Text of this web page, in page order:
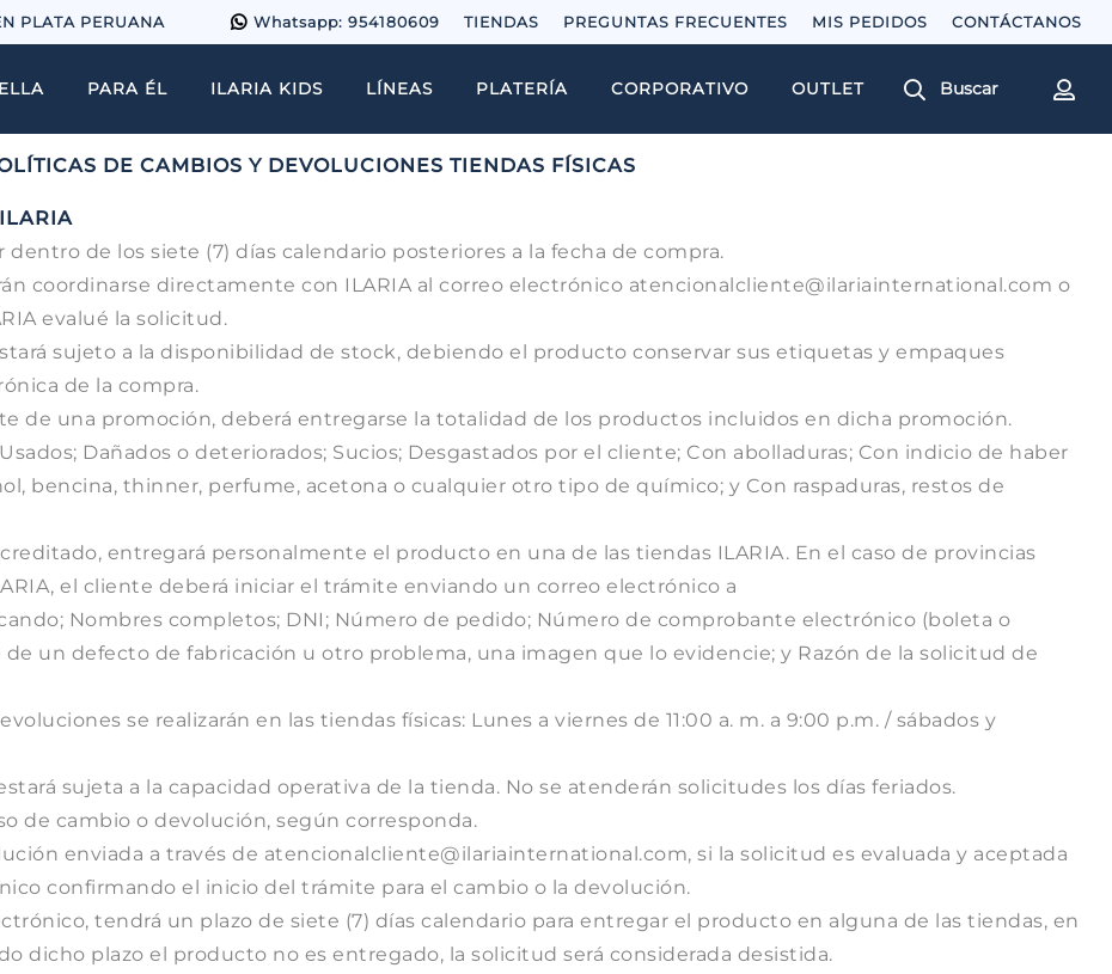
PLATA PERUANA Whatsapp: 954180609 TIENDAS PREGUNTAS FRECUENTES MIS PEDIDOS
PARA ÉL ILARIA KIDS LÍNEAS PLATERÍA CORPORATIVO OUTLET Buscar
DE CAMBIOS Y DEVOLUCIONES TIENDAS FÍSICAS
dentro de los siete (7) días calendario posteriores a la fecha de compra.
coordinarse directamente con ILARIA al correo electrónico atencionalcliente@ilariainternational.com o
evalué la solicitud.
sujeto a la disponibilidad de stock, debiendo el producto conservar sus etiquetas y empaques
de la compra.
de una promoción, deberá entregarse la totalidad de los productos incluidos en dicha promoción.
Dañados o deteriorados; Sucios; Desgastados por el cliente; Con abolladuras; Con indicio de haber
bencina, thinner, perfume, acetona o cualquier otro tipo de químico; y Con raspaduras, restos de
entregará personalmente el producto en una de las tiendas ILARIA. En el caso de provincias
el cliente deberá iniciar el trámite enviando un correo electrónico a
Nombres completos; DNI; Número de pedido; Número de comprobante electrónico (boleta o
un defecto de fabricación u otro problema, una imagen que lo evidencie; y Razón de la solicitud de
se realizarán en las tiendas físicas: Lunes a viernes de 11:00 a. m. a 9:00 p.m. / sábados y
sujeta a la capacidad operativa de la tienda. No se atenderán solicitudes los días feriados.
de cambio o devolución, según corresponda.
enviada a través de atencionalcliente@ilariainternational.com, si la solicitud es evaluada y aceptada
confirmando el inicio del trámite para el cambio o la devolución.
tendrá un plazo de siete (7) días calendario para entregar el producto en alguna de las tiendas, en
dicho plazo el producto no es entregado, la solicitud será considerada desistida.